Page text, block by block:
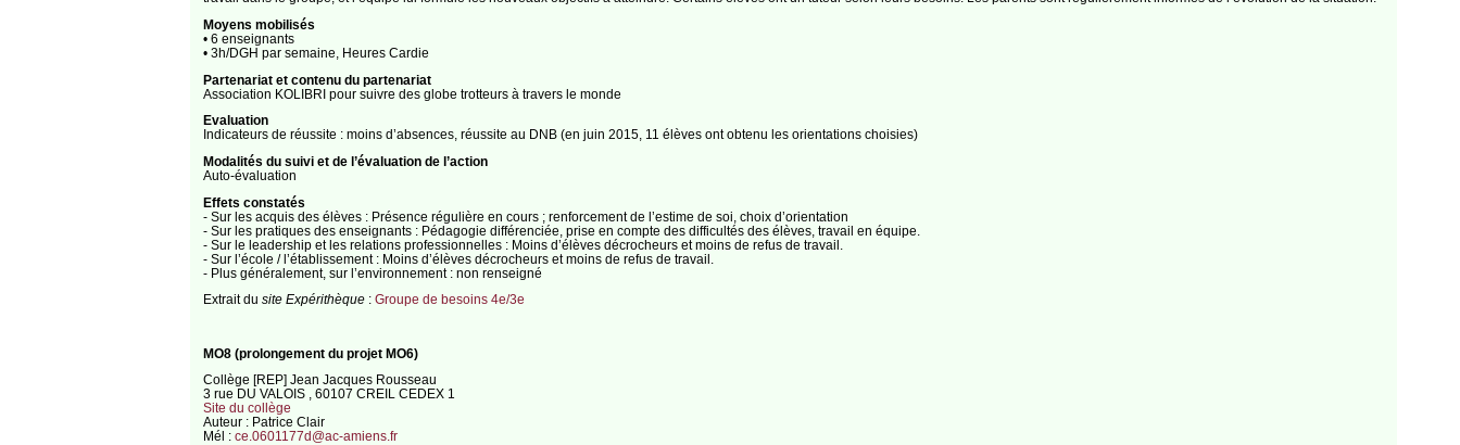
Moyens mobilisés
• 6 enseignants
• 3h/DGH par semaine, Heures Cardie
Partenariat et contenu du partenariat
Association KOLIBRI pour suivre des globe trotteurs à travers le monde
Evaluation
Indicateurs de réussite : moins d’absences, réussite au DNB (en juin 2015, 11 élèves ont obtenu les orientations choisies)
Modalités du suivi et de l’évaluation de l’action
Auto-évaluation
Effets constatés
- Sur les acquis des élèves : Présence régulière en cours ; renforcement de l’estime de soi, choix d’orientation
- Sur les pratiques des enseignants : Pédagogie différenciée, prise en compte des difficultés des élèves, travail en équipe.
- Sur le leadership et les relations professionnelles : Moins d’élèves décrocheurs et moins de refus de travail.
- Sur l’école / l’établissement : Moins d’élèves décrocheurs et moins de refus de travail.
- Plus généralement, sur l’environnement : non renseigné
Extrait du site Expérithèque: Groupe de besoins 4e/3e
MO8 (prolongement du projet MO6)
Collège [REP] Jean Jacques Rousseau
3 rue DU VALOIS , 60107 CREIL CEDEX 1
Site du collège
Auteur : Patrice Clair
Mél : ce.0601177d@ac-amiens.fr